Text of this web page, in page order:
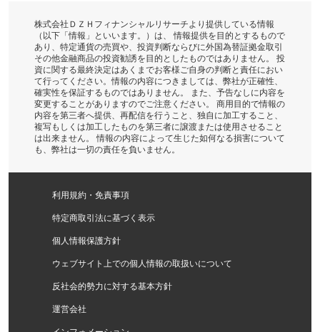
株式会社ＤＺＨフィナンシャルリサーチより提供している情報
（以下「情報」といいます。）は、 情報提供を目的とするもので
あり、特定通貨の売買や、投資判断ならびに外国為替証拠金取引
その他金融商品の投資勧誘を目的としたものではありません。 投
資に関する最終決定はあくまでお客様ご自身の判断と責任におい
て行ってください。情報の内容につきましては、弊社が正確性、
確実性を保証するものではありません。 また、予告なしに内容を
変更することがありますのでご注意ください。 商用目的で情報の
内容を第三者へ提供、再配信を行うこと、独自に加工すること、
複写もしくは加工したものを第三者に譲渡または使用させること
は出来ません。 情報の内容によって生じた如何なる損害について
も、弊社は一切の責任を負いません。
利用規約・免責事項
特定商取引法に基づく表示
個人情報保護方針
ウェブサイト上での個人情報の取扱いについて
反社会的勢力に対する基本方針
運営会社